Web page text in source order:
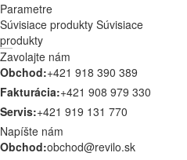
Parametre
Súvisiace produkty Súvisiace
produkty
3730
Remind
Zavolajte nám
Obchod:+421 918 390 389
Fakturácia:+421 908 979 330
Servis:+421 919 131 770
Napíšte nám
Obchod:obchod@revilo.sk